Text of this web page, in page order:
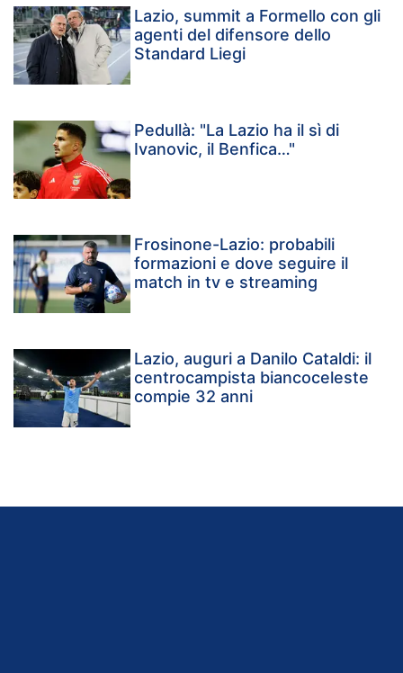
Lazio, summit a Formello con gli
agenti del difensore dello
Standard Liegi
Pedullà: "La Lazio ha il sì di
Ivanovic, il Benfica…"
Frosinone-Lazio: probabili
formazioni e dove seguire il
match in tv e streaming
Lazio, auguri a Danilo Cataldi: il
centrocampista biancoceleste
compie 32 anni